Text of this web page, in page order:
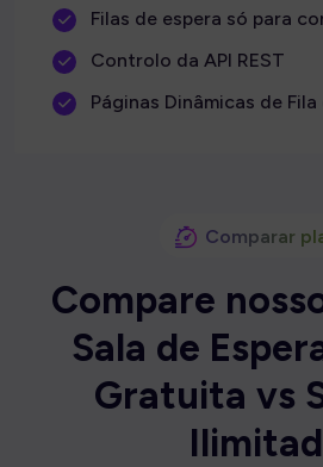
Filas de espera só para
Controlo da API REST
Páginas Dinâmicas de Fila
Comparar
Compare noss
Sala de Esper
Gratuita vs
Ilimitad